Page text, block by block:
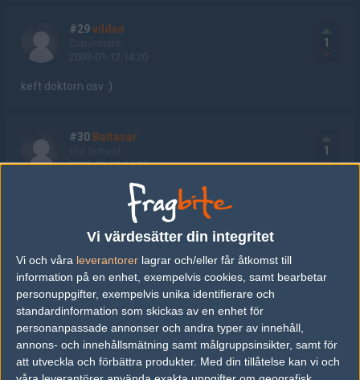
Vi värdesätter din integritet
Vi och våra leverantorer lagrar och/eller får åtkomst till
information på en enhet, exempelvis cookies, samt bearbetar
personuppgifter, exempelvis unika identifierare och
standardinformation som skickas av en enhet för
personanpassade annonser och andra typer av innehåll,
annons- och innehållsmätning samt målgruppsinsikter, samt för
att utveckla och förbättra produkter. Med din tillåtelse kan vi och
#29vilden
2003-01-12 14:20
1
keft doktorn osv :)
#30 Baltasar
2003-01-12 14:39
1
Baltasar
Old School
2003-01-12 14:39
jag vinner
#35Wiiiiiiiii
Old School
1